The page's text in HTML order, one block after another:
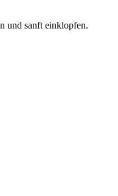
und sanft einklopfen.